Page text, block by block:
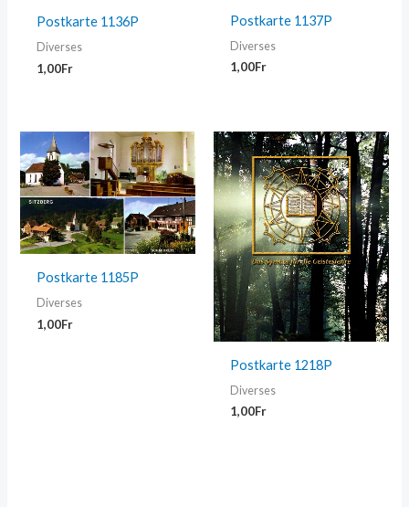
Postkarte 1136P
Diverses
1,00Fr
Postkarte 1137P
Diverses
1,00Fr
Postkarte 1185P
Diverses
1,00Fr
Postkarte 1218P
Diverses
1,00Fr